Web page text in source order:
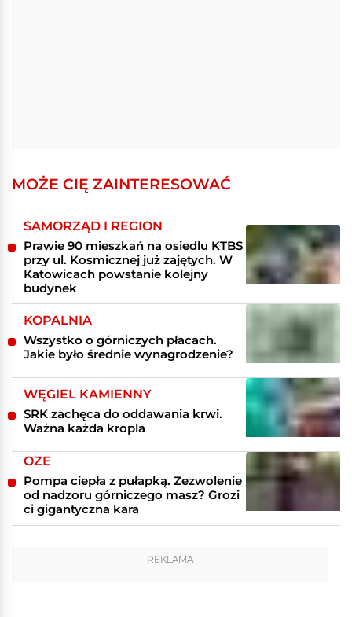
MOŻE CIĘ ZAINTERESOWAĆ
SAMORZĄD I REGION
Prawie 90 mieszkań na osiedlu KTBS
przy ul. Kosmicznej już zajętych. W
Katowicach powstanie kolejny
budynek
KOPALNIA
Wszystko o górniczych płacach.
Jakie było średnie wynagrodzenie?
WĘGIEL KAMIENNY
SRK zachęca do oddawania krwi.
Ważna każda kropla
OZE
Pompa ciepła z pułapką. Zezwolenie
od nadzoru górniczego masz? Grozi
ci gigantyczna kara
REKLAMA